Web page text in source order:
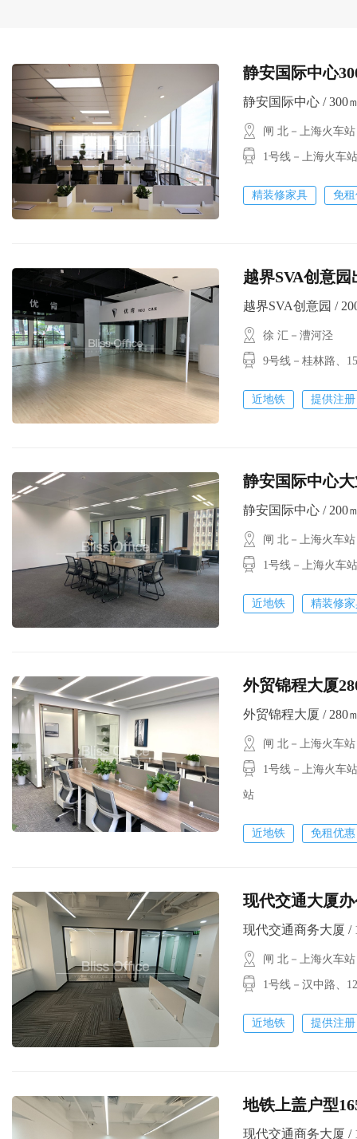
静安国际中心
静安国际中心 / 300
闸 北－上海火车站
1号线－上海火车站
精装修家具 免
越界SVA创意
越界SVA创意园 /
徐 汇－漕河泾
9号线－桂林路、
近地铁 提供注册
静安国际中心大
静安国际中心 / 200
闸 北－上海火车站
1号线－上海火车站
近地铁 精装修
外贸锦程大厦
外贸锦程大厦 / 280
闸 北－上海火车站
1号线－上海火车站
站
近地铁 免租优惠
现代交通大厦办
现代交通商务大厦 /
闸 北－上海火车站
1号线－汉中路
近地铁 提供注册
地铁上盖户型
现代交通商务大厦 /